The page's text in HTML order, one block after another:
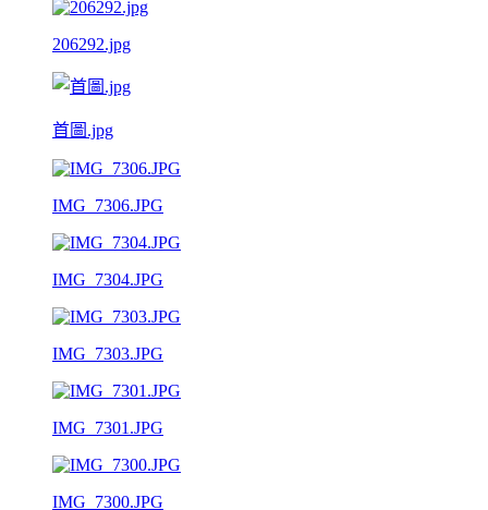
206292.jpg
首圖.jpg
IMG_7306.JPG
IMG_7304.JPG
IMG_7303.JPG
IMG_7301.JPG
IMG_7300.JPG